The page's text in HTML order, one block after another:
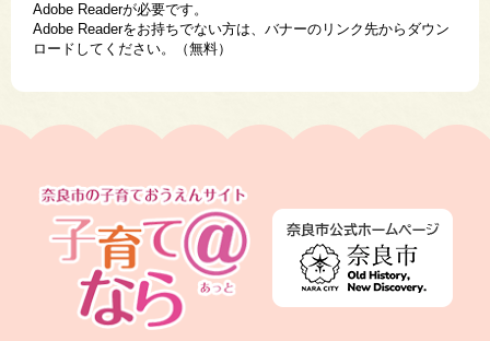
Adobe Readerが必要です。
Adobe Readerをお持ちでない方は、バナーのリンク先からダウン
ロードしてください。（無料）